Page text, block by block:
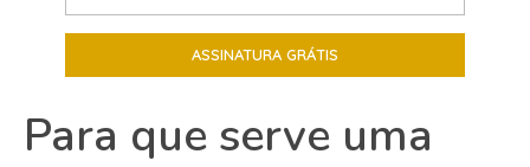
Para que serve uma